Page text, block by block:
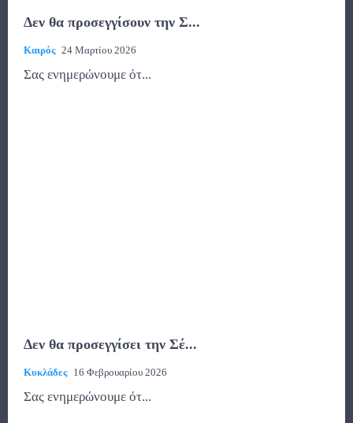
Δεν θα προσεγγίσουν την Σ...
Καιρός 24 Μαρτίου 2026
Σας ενημερώνουμε ότ...
Δεν θα προσεγγίσει την Σέ...
Κυκλάδες 16 Φεβρουαρίου 2026
Σας ενημερώνουμε ότ...